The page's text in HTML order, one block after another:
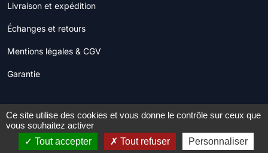
Livraison et expédition
Échanges et retours
Mentions légales & CGV
Garantie
© 2022 - 2026
Site réalisé parWeb'Création
Ce site utilise des cookies et vous donne le contrôle sur ceux que
vous souhaitez activer
Tout accepter
Tout refuser Personnaliser